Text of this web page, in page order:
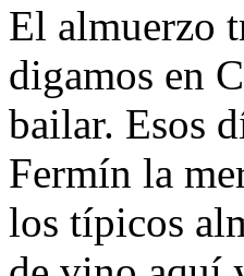
El almuerzo
digamos en
bailar. Esos
Fermín la
los típicos